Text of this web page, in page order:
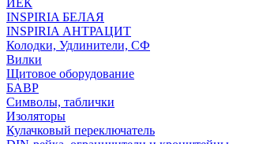
ИЕК
INSPIRIA БЕЛАЯ
INSPIRIA АНТРАЦИТ
Колодки, Удлинители, СФ
Вилки
Щитовое оборудование
БАВР
Символы, таблички
Изоляторы
Кулачковый переключатель